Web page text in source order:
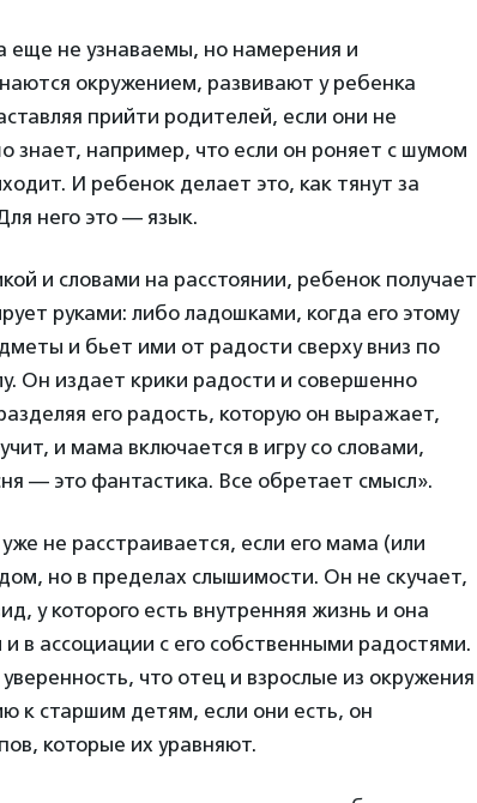
еще не узнаваемы, но намерения и
окружением, развивают у ребенка
прийти родителей, если они не
знает, например, что если он роняет с шумом
И ребенок делает это, как тянут за
него это — язык.
и словами на расстоянии, ребенок получает
руками: либо ладошками, когда его этому
и бьет ими от радости сверху вниз по
Он издает крики радости и совершенно
его радость, которую он выражает,
и мама включается в игру со словами,
— это фантастика. Все обретает смысл».
не расстраивается, если его мама (или
но в пределах слышимости. Он не скучает,
у которого есть внутренняя жизнь и она
в ассоциации с его собственными радостями.
что отец и взрослые из окружения
к старшим детям, если они есть, он
которые их уравняют.